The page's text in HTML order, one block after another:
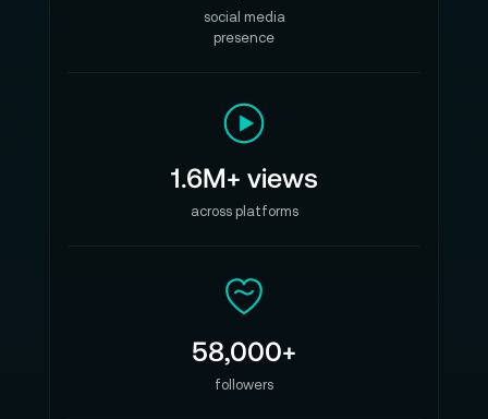
social media
presence
1.6M+ views
across platforms
58,000+
followers